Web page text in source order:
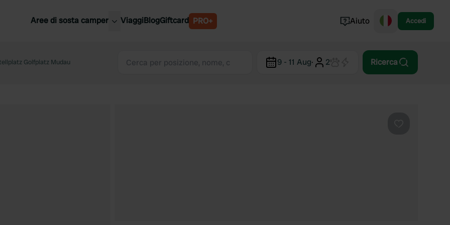
Aree di sosta camper
Slovenia
Portogallo
ViaggiBlogGiftcard PRO+ Aiuto Accedi
Golfplatz Mudau 9 - 11 Aug· 2 Ricerca